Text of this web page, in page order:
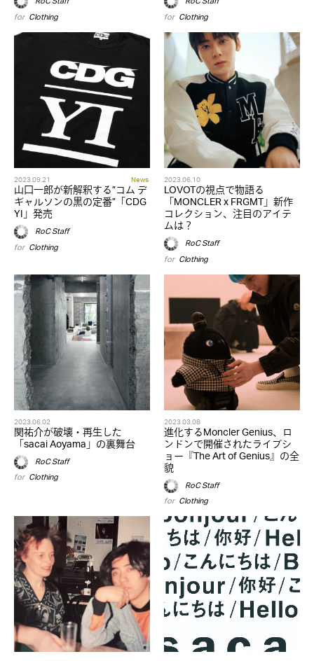
for Clothing
for Clothing
2023.09.21 News
山口一郎が新解釈する”コム デ
ギャルソンの黒の定番”「CDG
YI」発売
RoC Staff
for Clothing
2023.06.10
LOVOTの視点で物語る
「MONCLER x FRGMT」新作
コレクション、注目のアイテ
ムは？
RoC Staff
for Clothing
2023.06.02
関祐介が破壊・再生した
「sacai Aoyama」の裏舞台
RoC Staff
for Clothing
2023.03.08
進化するMoncler Genius、ロ
ンドンで開催されたライブシ
ョー『The Art of Genius』の全
貌
RoC Staff
for Clothing